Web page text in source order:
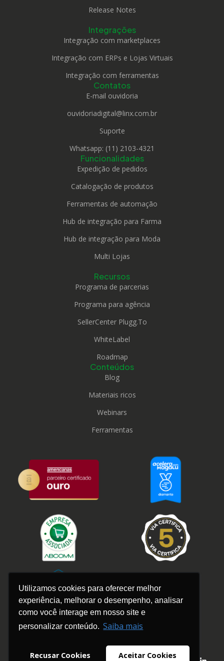
Utilizamos cookies para oferecer melhor
experiência, melhorar o desempenho, analisar
como você interage em nosso site e
personalizar conteúdo. Saiba mais
Recusar Cookies Aceitar Cookies
Release Notes
Integrações
Integração com marketplaces
Integração com ERPs e Lojas Virtuais
Integração com ferramentas
Contatos
E-mail ouvidoria
ouvidoriadigital@linx.com.br
Suporte
Whatsapp: (11) 2103-4321
Funcionalidades
Expedição de pedidos
Catalogação de produtos
Ferramentas de automação
Hub de integração para Farma
Hub de integração para Moda
Multi Lojas
Recursos
Programa de parcerias
Programa para agência
SellerCenter Plugg.To
WhiteLabel
Roadmap
Conteúdos
Blog
Materiais ricos
Webinars
Ferramentas